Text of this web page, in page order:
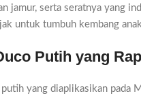
jamur, serta seratnya yang
untuk tumbuh kembang
Putih yang
putih yang diaplikasikan pada